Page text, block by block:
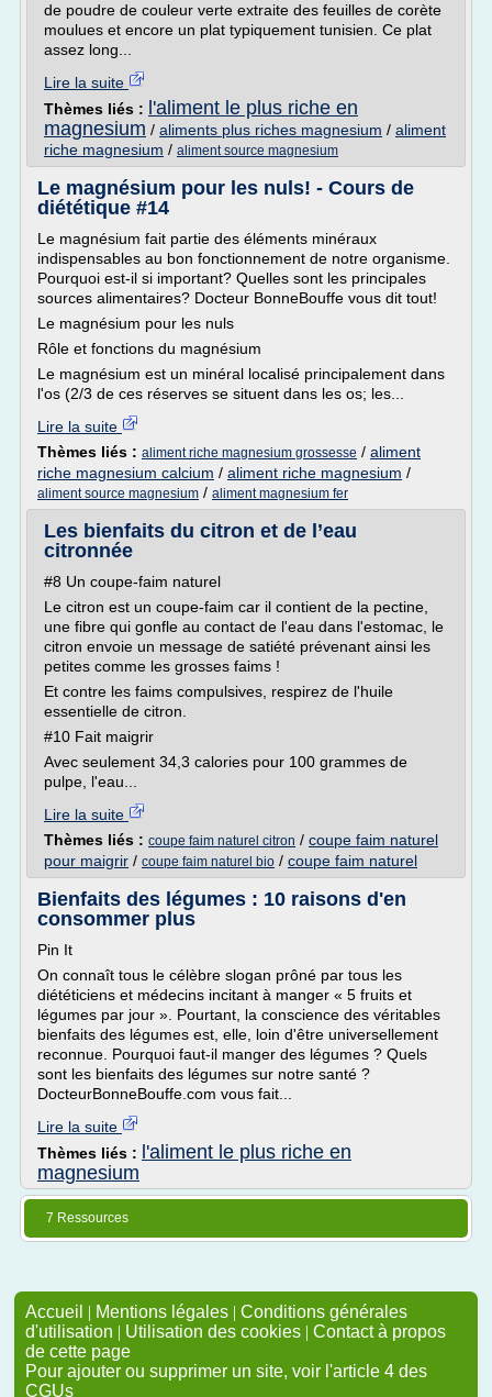
de poudre de couleur verte extraite des feuilles de corète
moulues et encore un plat typiquement tunisien. Ce plat
assez long...
Lire la suite
Thèmes liés :
l'aliment le plus riche en
magnesium / aliments plus riches magnesium / aliment
riche magnesium / aliment source magnesium
Le magnésium pour les nuls! - Cours de
diététique #14
Le magnésium fait partie des éléments minéraux
indispensables au bon fonctionnement de notre organisme.
Pourquoi est-il si important? Quelles sont les principales
sources alimentaires? Docteur BonneBouffe vous dit tout!
Le magnésium pour les nuls
Rôle et fonctions du magnésium
Le magnésium est un minéral localisé principalement dans
l'os (2/3 de ces réserves se situent dans les os; les...
Lire la suite
Thèmes liés : aliment riche magnesium grossesse / aliment
riche magnesium calcium / aliment riche magnesium /
aliment source magnesium / aliment magnesium fer
Les bienfaits du citron et de l’eau
citronnée
#8 Un coupe-faim naturel
Le citron est un coupe-faim car il contient de la pectine,
une fibre qui gonfle au contact de l'eau dans l'estomac, le
citron envoie un message de satiété prévenant ainsi les
petites comme les grosses faims !
Et contre les faims compulsives, respirez de l'huile
essentielle de citron.
#10 Fait maigrir
Avec seulement 34,3 calories pour 100 grammes de
pulpe, l'eau...
Lire la suite
Thèmes liés : coupe faim naturel citron / coupe faim naturel
pour maigrir / coupe faim naturel bio / coupe faim naturel
Bienfaits des légumes : 10 raisons d'en
consommer plus
Pin It
On connaît tous le célèbre slogan prôné par tous les
diététiciens et médecins incitant à manger « 5 fruits et
légumes par jour ». Pourtant, la conscience des véritables
bienfaits des légumes est, elle, loin d'être universellement
reconnue. Pourquoi faut-il manger des légumes ? Quels
sont les bienfaits des légumes sur notre santé ?
DocteurBonneBouffe.com vous fait...
Lire la suite
Thèmes liés :
l'aliment le plus riche en
magnesium
7 Ressources
Accueil | Mentions légales | Conditions générales
d'utilisation | Utilisation des cookies | Contact à propos
de cette page
Pour ajouter ou supprimer un site, voir l'article 4 des
CGUs